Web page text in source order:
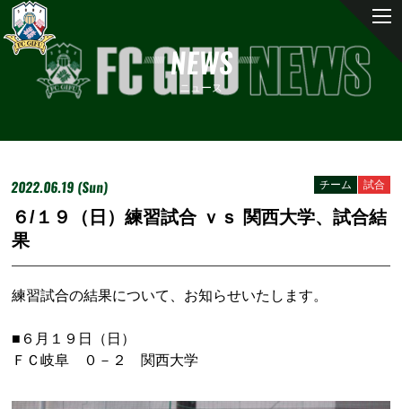
NEWS
ニュース
2022.06.19 (Sun) 試合
チーム
６/１９（日）練習試合 ｖｓ 関西大学、試合結
果
練習試合の結果について、お知らせいたします。
■６月１９日（日）
ＦＣ岐阜 ０－２ 関西大学